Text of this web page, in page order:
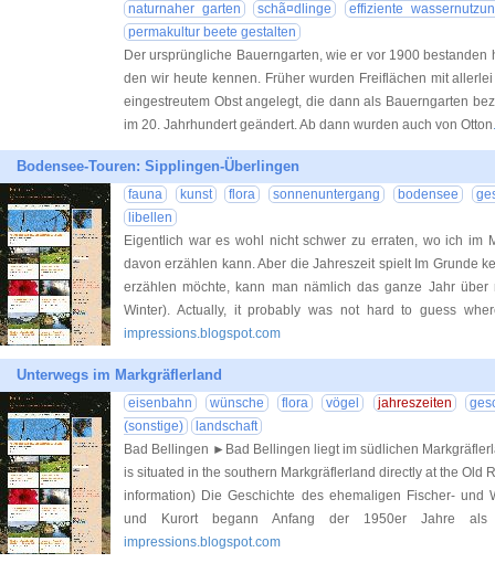
naturnaher garten
schã¤dlinge
effiziente
permakultur beete gestalten
Der ursprüngliche Bauerngarten, wie er vor 1900 bestanden
den wir heute kennen. Früher wurden Freiflächen mit
eingestreutem Obst angelegt, die dann als Bauerngarten
im 20. Jahrhundert geändert. Ab dann wurden auch von Otton
Bodensee-Touren: Sipplingen-Überlingen
fauna kunst flora sonnenuntergang bodensee
libellen
Eigentlich war es wohl nicht schwer zu erraten, wo ich im
davon erzählen kann. Aber die Jahreszeit spielt Im Grunde
erzählen möchte, kann man nämlich das ganze Jahr
Winter). Actually, it probably was not hard to guess
impressions.blogspot.com
Unterwegs im Markgräflerland
eisenbahn wünsche flora vögel jahreszeiten
(sonstige)
landschaft
Bad Bellingen ►Bad Bellingen liegt im südlichen
is situated in the southern Markgräflerland directly at the Old
information) Die Geschichte des ehemaligen Fischer- und
und Kurort begann Anfang der 1950er Jahre
impressions.blogspot.com